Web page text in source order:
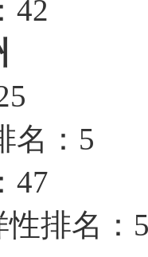
42
名：5
47
排名：